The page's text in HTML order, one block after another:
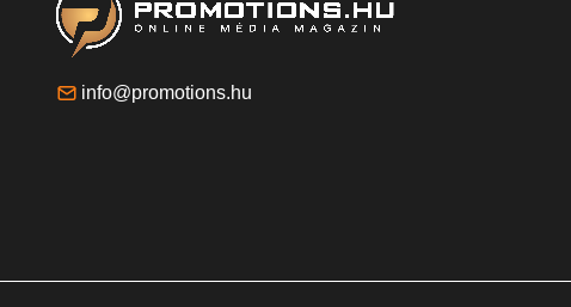
info@promotions.hu